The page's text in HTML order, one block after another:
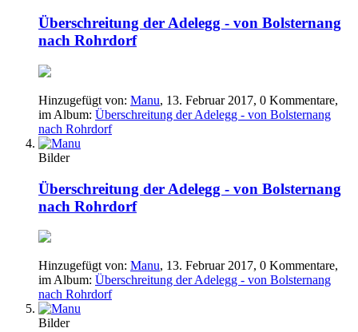
Überschreitung der Adelegg - von Bolsternang
nach Rohrdorf
Hinzugefügt von: Manu, 13. Februar 2017, 0 Kommentare,
im Album: Überschreitung der Adelegg - von Bolsternang
nach Rohrdorf
Bilder
Überschreitung der Adelegg - von Bolsternang
nach Rohrdorf
Hinzugefügt von: Manu, 13. Februar 2017, 0 Kommentare,
im Album: Überschreitung der Adelegg - von Bolsternang
nach Rohrdorf
Bilder